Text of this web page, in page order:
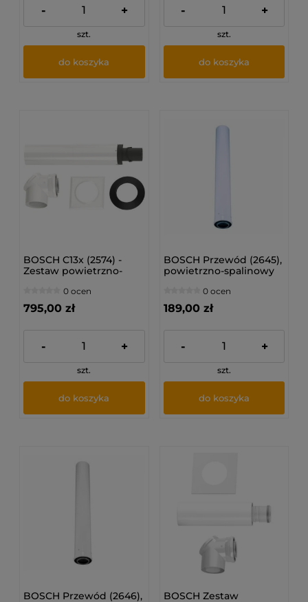
- +
szt.
do koszyka
- +
szt.
do koszyka
BOSCH C13x (2574) -
Zestaw powietrzno-
poziomego
wyprowadzenia przez
ścianę
0 ocen
795,00 zł
- +
szt.
do koszyka
BOSCH Przewód (2645),
powietrzno-spalinowy
0 ocen
189,00 zł
- +
szt.
do koszyka
BOSCH Przewód (2646),
BOSCH Zestaw